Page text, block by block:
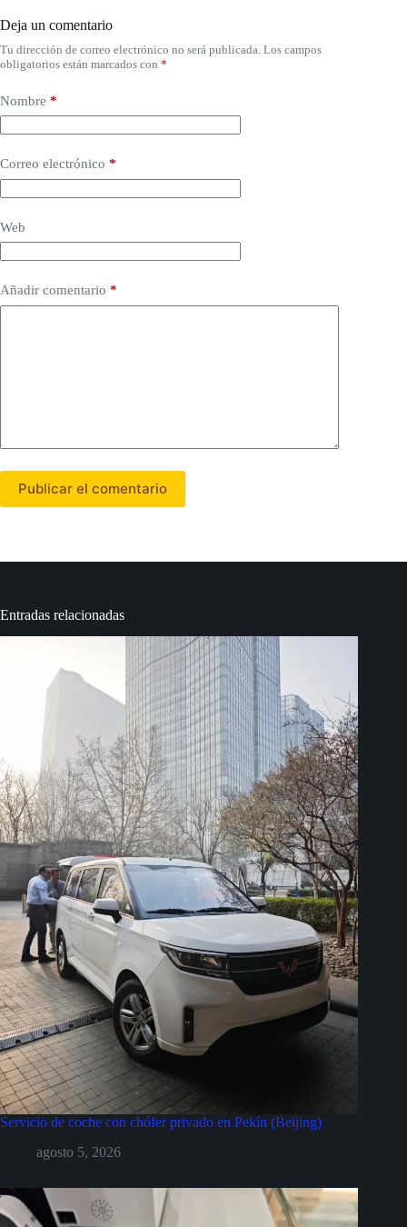
Deja un comentario
Tu dirección de correo electrónico no será publicada. Los campos
obligatorios están marcados con *
Nombre *
Correo electrónico *
Web
Añadir comentario *
Publicar el comentario
Entradas relacionadas
Servicio de coche con chófer privado en Pekín (Beijing)
agosto 5, 2026